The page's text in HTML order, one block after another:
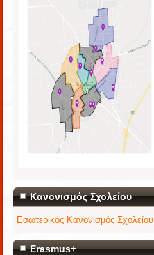
Κανονισμός Σχολείου
Εσωτερικός Κανονισμός Σχολείου
Erasmus+